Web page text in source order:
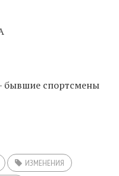
спортсмены
ИЗМЕНЕНИЯ